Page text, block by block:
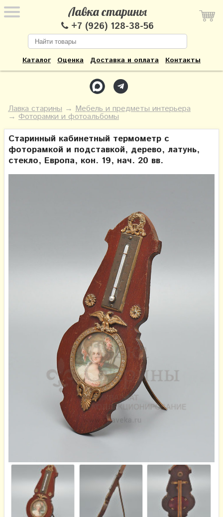
Лавка старины
+7 (926) 128-38-56
Каталог Оценка Доставка и оплата Контакты
Лавка старины → Мебель и предметы интерьера
→ Фоторамки и фотоальбомы
Старинный кабинетный термометр с
фоторамкой и подставкой, дерево, латунь,
стекло, Европа, кон. 19, нач. 20 вв.